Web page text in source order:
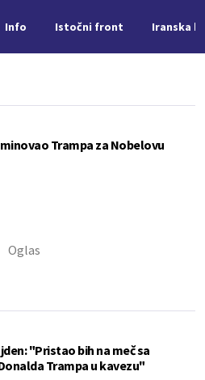
Info Istočni front Iranska
Trampa za Nobelovu
"Pristao bih na meč sa
Trampa u kavezu"